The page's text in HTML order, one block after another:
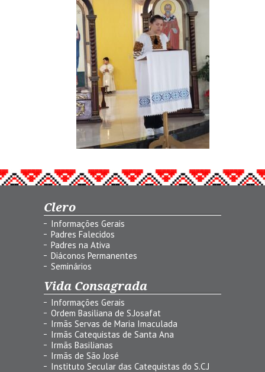
Clero
Informações Gerais
Padres Falecidos
Padres na Ativa
Diáconos Permanentes
Seminários
Vida Consagrada
Informações Gerais
Ordem Basiliana de S.Josafat
Irmãs Servas de Maria Imaculada
Irmãs Catequistas de Santa Ana
Irmãs Basilianas
Irmãs de São José
Instituto Secular das Catequistas do S.C.J